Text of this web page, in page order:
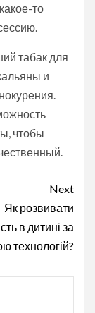
то
табак для
и
чтобы
Next
Як розвивати
в дитині за
технологій?